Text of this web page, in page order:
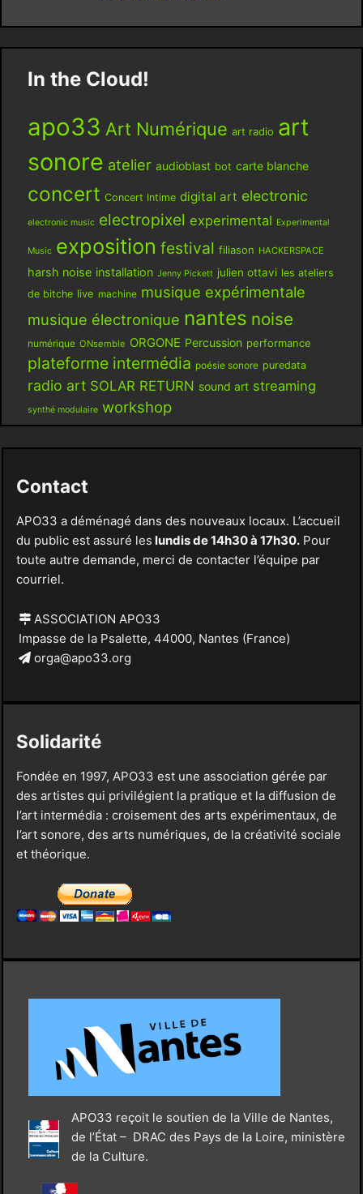
In the Cloud!
apo33 Art Numérique art radio art
sonore atelier audioblast bot carte blanche
concert Concert Intime digital art electronic
electronic music electropixel experimental Experimental
Music exposition festival filiason HACKERSPACE
harsh noise installation Jenny Pickett julien ottavi les ateliers
de bitche live machine musique expérimentale
musique électronique nantes noise
numérique ONsemble ORGONE Percussion performance
plateforme intermédia poésie sonore puredata
radio art SOLAR RETURN sound art streaming
synthé modulaire workshop
Contact
APO33 a déménagé dans des nouveaux locaux. L’accueil
du public est assuré les lundis de 14h30 à 17h30.Pour
toute autre demande, merci de contacter l’équipe par
courriel.
ASSOCIATION APO33
Impasse de la Psalette, 44000, Nantes (France)
orga@apo33.org
Solidarité
Fondée en 1997, APO33 est une association gérée par
des artistes qui privilégient la pratique et la diffusion de
l’art intermédia : croisement des arts expérimentaux, de
l’art sonore, des arts numériques, de la créativité sociale
et théorique.
APO33 reçoit le soutien de la Ville de Nantes,
de l’État – DRAC des Pays de la Loire, ministère
de la Culture.